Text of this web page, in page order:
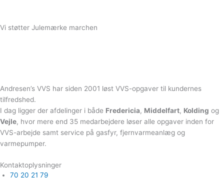
Vi støtter Julemærke marchen
Andresen’s VVS har siden 2001 løst VVS-opgaver til kundernes
tilfredshed.
I dag ligger der afdelinger i både Fredericia, Middelfart, Kolding og
Vejle, hvor mere end 35 medarbejdere løser alle opgaver inden for
VVS-arbejde samt service på gasfyr, fjernvarmeanlæg og
varmepumper.
Kontaktoplysninger
70 20 21 79